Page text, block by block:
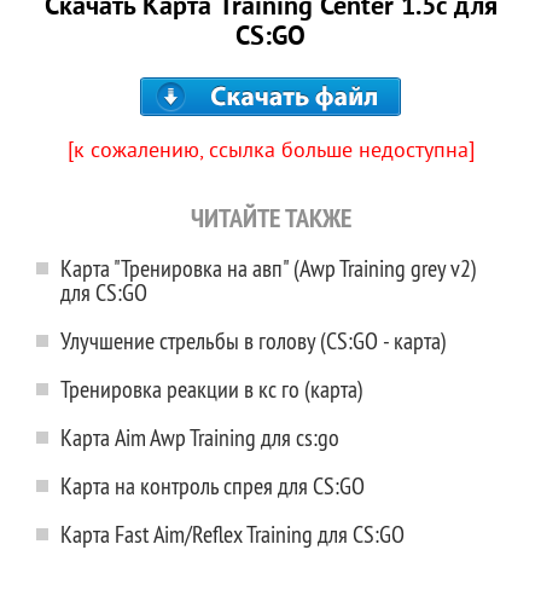
Скачать Карта Training Center 1.5c для
CS:GO
[к сожалению, ссылка больше недоступна]
ЧИТАЙТЕ ТАКЖЕ
Карта "Тренировка на авп" (Awp Training grey v2)
для CS:GO
Улучшение стрельбы в голову (CS:GO - карта)
Тренировка реакции в кс го (карта)
Карта Aim Awp Training для cs:go
Карта на контроль спрея для CS:GO
Карта Fast Aim/Reflex Training для CS:GO